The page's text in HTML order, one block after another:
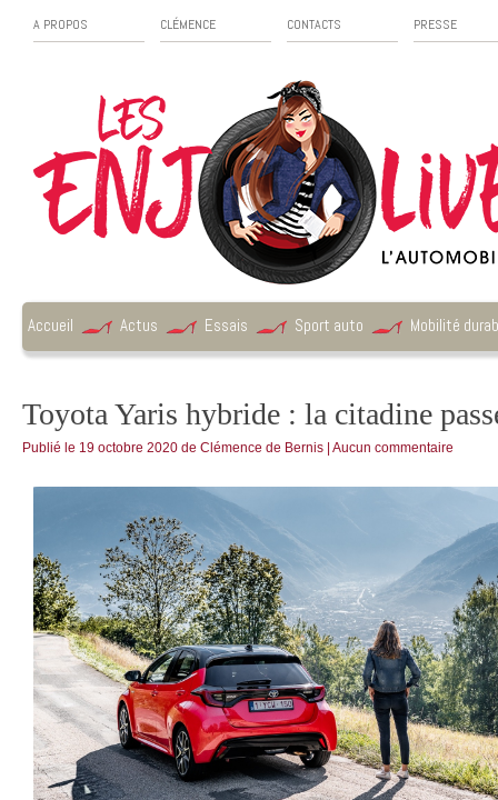
A PROPOS CLÉMENCE CONTACTS PRESSE
Accueil Actus Essais Sport auto Mobilité
Toyota Yaris hybride : la citadine
Publié le 19 octobre 2020 de Clémence de Bernis Aucun commentaire